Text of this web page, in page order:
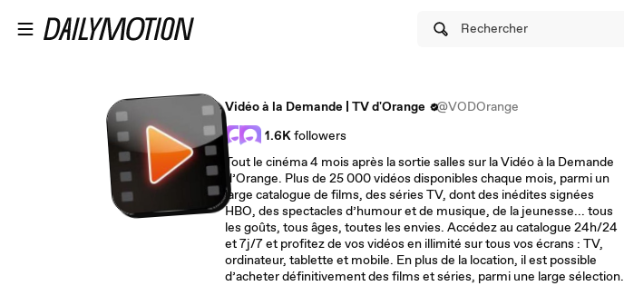
Rechercher
Vidéo à la Demande | TV d'Orange
@VODOrange
1.6Kfollowers
Tout le cinéma 4 mois après la sortie salles sur la Vidéo à la Demande
d’Orange. Plus de 25 000 vidéos disponibles chaque mois, parmi un
large catalogue de films, des séries TV, dont des inédites signées
HBO, des spectacles d’humour et de musique, de la jeunesse... tous
les goûts, tous âges, toutes les envies. Accédez au catalogue 24h/24
et 7j/7 et profitez de vos vidéos en illimité sur tous vos écrans : TV,
ordinateur, tablette et mobile. En plus de la location, il est possible
d’acheter définitivement des films et séries, parmi une large sélection.